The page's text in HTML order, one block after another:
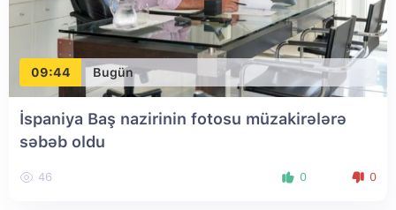
09:44 Bugün
İspaniya Baş nazirinin fotosu müzakirələrə
səbəb oldu
46 0 0